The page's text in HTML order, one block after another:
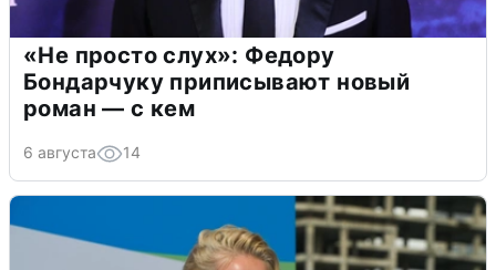
«Не просто слух»: Федору
Бондарчуку приписывают новый
роман — с кем
6 августа 14